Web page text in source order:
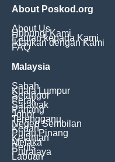
About Poskod.org
About Us
Hubungi Kami
Pautan kepada Kami
Iklankan dengan Kami
FAQ
Malaysia
Sabah
Kuala Lumpur
Selangor
Perak
Sarawak
Pahang
Johor
Terengganu
Negeri Sembilan
Kedah
Pulau Pinang
Kelantan
Melaka
Perlis
Putrajaya
Labuan